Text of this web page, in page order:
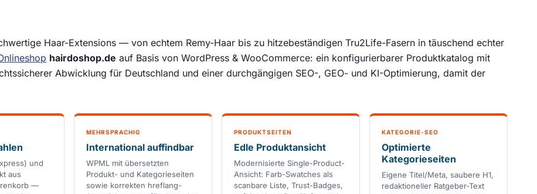
Haar-Extensions — von echtem Remy-Haar bis zu hitzebeständigen Tru2Life-Fasern in täuschend echter
hairdoshop.de auf Basis von WordPress & WooCommerce: ein konfigurierbarer Produktkatalog mit
Abwicklung für Deutschland und einer durchgängigen SEO-, GEO- und KI-Optimierung, damit der
und
aus
—
MEHRSPRACHIG
International auffindbar
WPML mit übersetzten
Produkt- und Kategorieseiten
sowie korrekten hreflang-
PRODUKTSEITEN
Edle Produktansicht
Modernisierte Single-Product-
Ansicht: Farb-Swatches als
scanbare Liste, Trust-Badges,
KATEGORIE-SEO
Optimierte
Kategorieseiten
Eigene Titel/Meta, saubere H1,
redaktioneller Ratgeber-Text